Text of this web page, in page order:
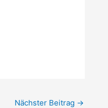
Nächster Beitrag →